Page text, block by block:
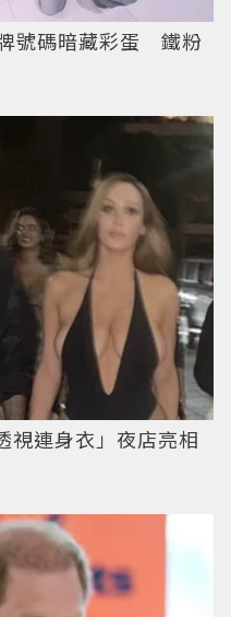
號碼暗藏彩蛋 鐵粉
視連身衣」夜店亮相